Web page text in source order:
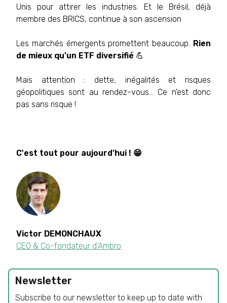
Unis pour attirer les industries. Et le Brésil, déjà
membre des BRICS, continue à son ascension
Les marchés émergents promettent beaucoup. Rien
de mieux qu'un ETF diversifié 💪
Mais attention : dette, inégalités et risques
géopolitiques sont au rendez-vous... Ce n'est donc
pas sans risque !
C'est tout pour aujourd'hui ! 😁
Victor DEMONCHAUX
CEO & Co-fondateur d'Ambro
Newsletter
Subscribe to our newsletter to keep up to date with